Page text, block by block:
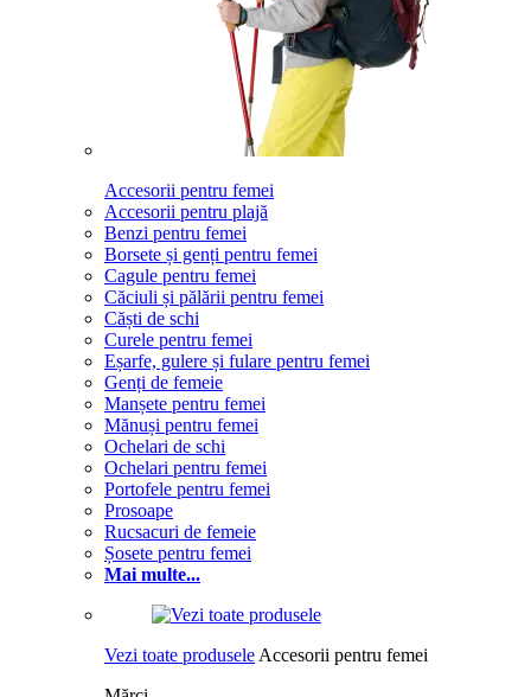
Accesorii pentru femei
Accesorii pentru plajă
Benzi pentru femei
Borsete și genți pentru femei
Cagule pentru femei
Căciuli și pălării pentru femei
Căști de schi
Curele pentru femei
Eșarfe, gulere și fulare pentru femei
Genți de femeie
Manșete pentru femei
Mănuși pentru femei
Ochelari de schi
Ochelari pentru femei
Portofele pentru femei
Prosoape
Rucsacuri de femeie
Șosete pentru femei
Mai multe...
Vezi toate produsele Accesorii pentru femei